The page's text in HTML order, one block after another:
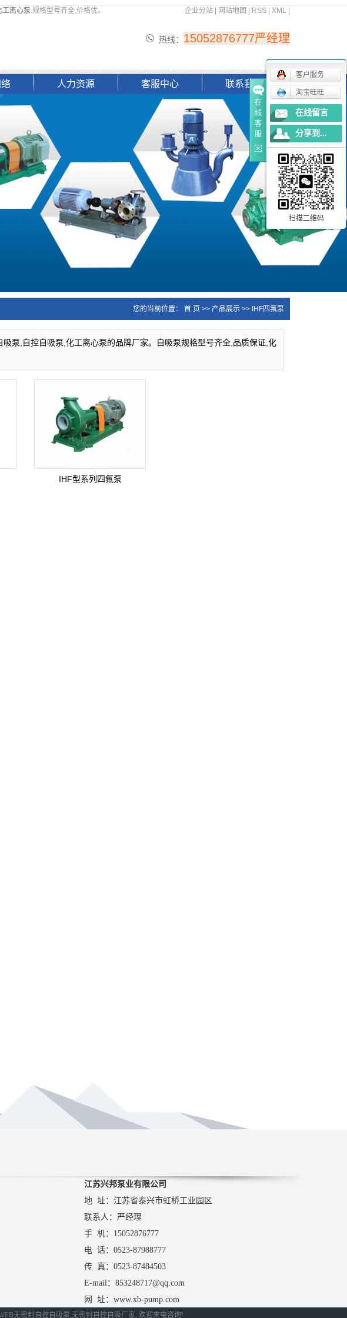
工离心泵.规格型号齐全,价格优。 企业分站 网站地图 RSS XML
热线： 15052876777严经理
人力资源 客服中心
服务理念
应用领域
定货流程
下载中心
联系我们
您的当前位置： 首 页 >> 产品展示 >> IHF四氟泵
泵,自控自吸泵,化工离心泵的品牌厂家。自吸泵规格型号齐全,品质保证,化
IHF型系列四氟泵
江苏兴邦泵业有限公司
地 址：江苏省泰兴市虹桥工业园区
联系人：严经理
手 机：15052876777
电 话：0523-87988777
传 真：0523-87484503
E-mail：853248717@qq.com
网 址：www.xb-pump.com
无密封自控自吸泵,无密封自控自吸厂家, 欢迎来电咨询!
在
线
客
服
客户服务
淘宝旺旺
在线留言
分享到...
扫描二维码